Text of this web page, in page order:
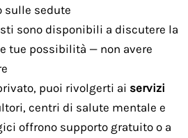
sulle sedute
sono disponibili a discutere la
tue possibilità — non avere
puoi rivolgerti ai servizi
centri di salute mentale e
offrono supporto gratuito o a